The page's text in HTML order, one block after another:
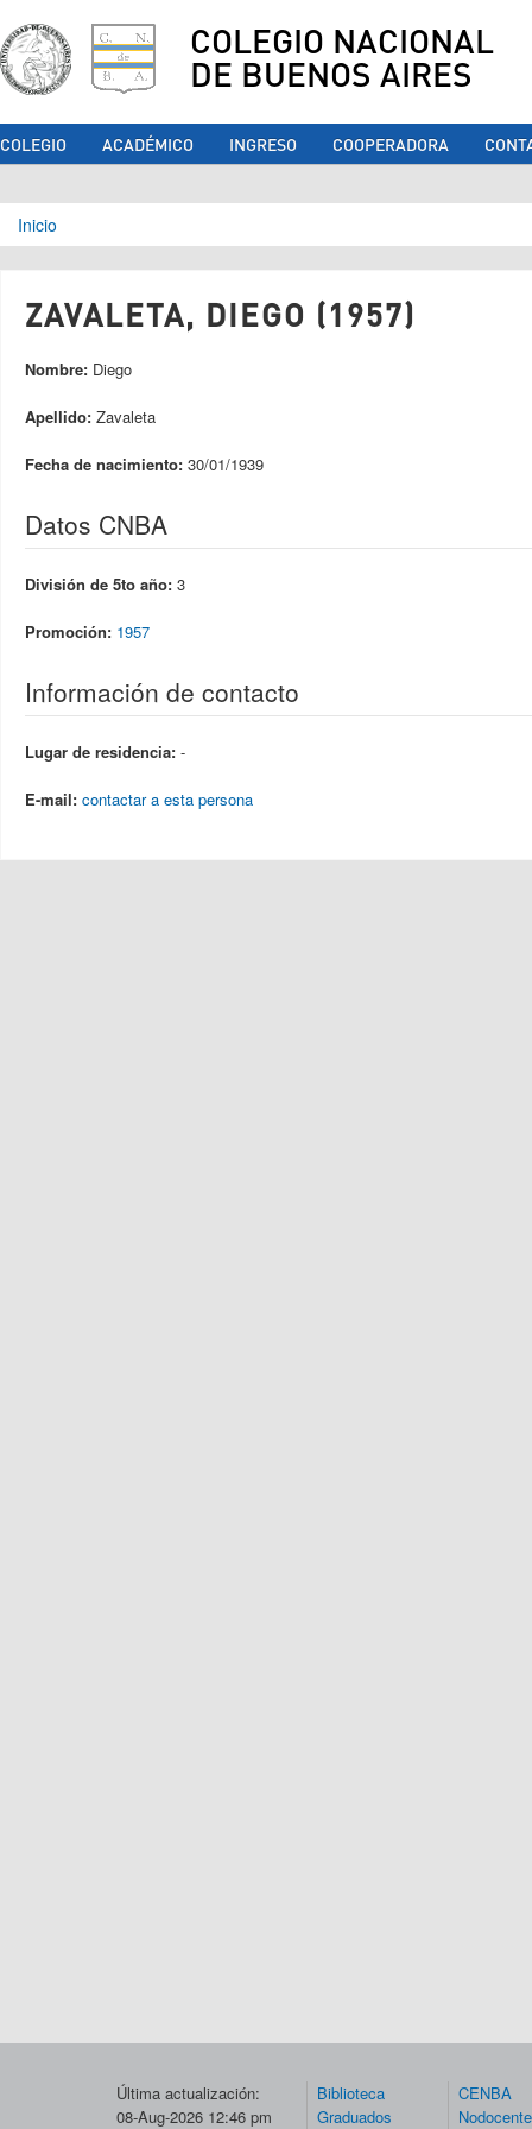
COLEGIO NACIONAL
DE BUENOS AIRES
COLEGIO ACADÉMICO INGRESO COOPERADORA
Se encuentra usted aquí
Inicio
ZAVALETA, DIEGO (1957)
Nombre: Diego
Apellido: Zavaleta
Fecha de nacimiento: 30/01/1939
Datos CNBA
División de 5to año: 3
Promoción: 1957
Información de contacto
Lugar de residencia: -
E-mail: contactar a esta persona
Última actualización:
08-Aug-2026 12:46 pm
Biblioteca
Graduados
CENBA